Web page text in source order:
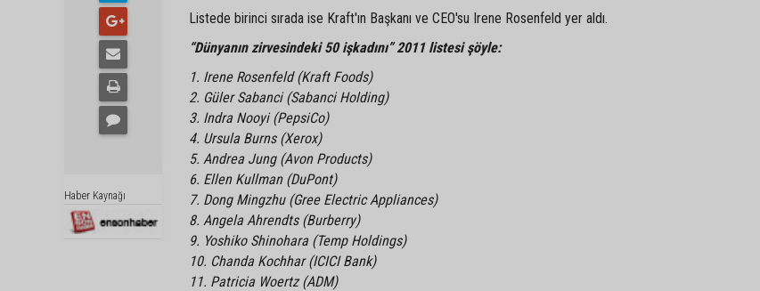
Haber Kaynağı
Listede birinci sırada ise Kraft'ın Başkanı ve CEO'su Irene Rosenfeld yer aldı.
“Dünyanın zirvesindeki 50 işkadını” 2011 listesi şöyle:
1. Irene Rosenfeld (Kraft Foods)
2. Güler Sabanci (Sabanci Holding)
3. Indra Nooyi (PepsiCo)
4. Ursula Burns (Xerox)
5. Andrea Jung (Avon Products)
6. Ellen Kullman (DuPont)
7. Dong Mingzhu (Gree Electric Appliances)
8. Angela Ahrendts (Burberry)
9. Yoshiko Shinohara (Temp Holdings)
10. Chanda Kochhar (ICICI Bank)
11. Patricia Woertz (ADM)